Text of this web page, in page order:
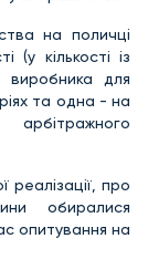
на поличці
(у кількості із
виробника для
та одна - на
реалізації, про
обиралися
опитування на